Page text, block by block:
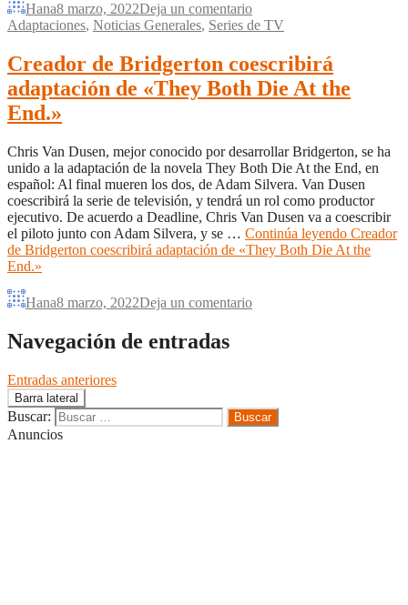
Hana8 marzo, 2022Deja un comentario
Adaptaciones, Noticias Generales, Series de TV
Creador de Bridgerton coescribirá
adaptación de «They Both Die At the
End.»
Chris Van Dusen, mejor conocido por desarrollar Bridgerton, se ha
unido a la adaptación de la novela They Both Die At the End, en
español: Al final mueren los dos, de Adam Silvera. Van Dusen
coescribirá la serie de televisión, y tendrá un rol como productor
ejecutivo. De acuerdo a Deadline, Chris Van Dusen va a coescribir
el piloto junto con Adam Silvera, y se … Continúa leyendo Creador
de Bridgerton coescribirá adaptación de «They Both Die At the
End.»
Hana8 marzo, 2022Deja un comentario
Navegación de entradas
Entradas anteriores
Barra lateral
Buscar:
Anuncios